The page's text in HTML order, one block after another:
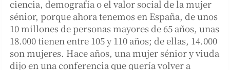
ciencia, demografía o el valor social de la mujer
sénior, porque ahora tenemos en España, de unos
10 millones de personas mayores de 65 años, unas
18.000 tienen entre 105 y 110 años; de ellas, 14.000
son mujeres. Hace años, una mujer sénior y viuda
dijo en una conferencia que quería volver a